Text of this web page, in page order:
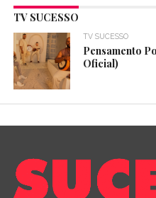
TV SUCESSO
TV SUCESSO
Pensamento
Oficial)